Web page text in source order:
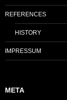
REFERENCES
HISTORY
IMPRESSUM
META